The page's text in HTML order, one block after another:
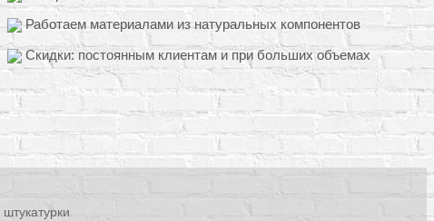
Работаем материалами из натуральных компонентов
Скидки: постоянным клиентам и при больших объемах